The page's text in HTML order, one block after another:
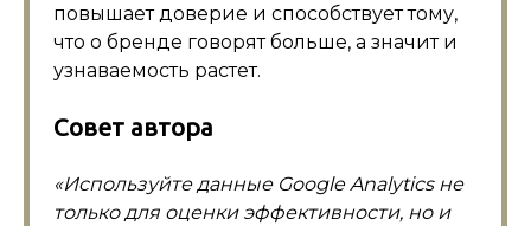
повышает доверие и способствует тому,
что о бренде говорят больше, а значит и
узнаваемость растет.
Совет автора
«Используйте данные Google Analytics не
только для оценки эффективности, но и